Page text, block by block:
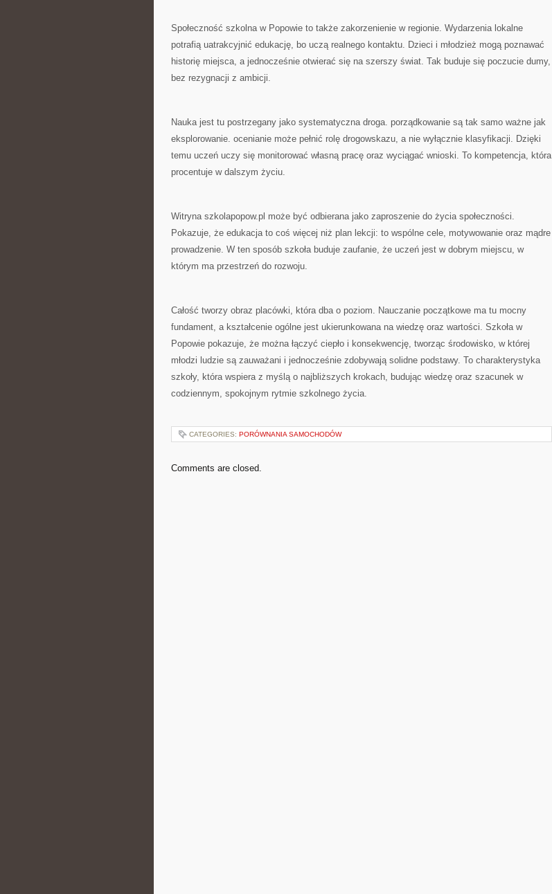
Społeczność szkolna w Popowie to także zakorzenienie w regionie. Wydarzenia lokalne
potrafią uatrakcyjnić edukację, bo uczą realnego kontaktu. Dzieci i młodzież mogą poznawać
historię miejsca, a jednocześnie otwierać się na szerszy świat. Tak buduje się poczucie dumy,
bez rezygnacji z ambicji.
Nauka jest tu postrzegany jako systematyczna droga. porządkowanie są tak samo ważne jak
eksplorowanie. ocenianie może pełnić rolę drogowskazu, a nie wyłącznie klasyfikacji. Dzięki
temu uczeń uczy się monitorować własną pracę oraz wyciągać wnioski. To kompetencja, która
procentuje w dalszym życiu.
Witryna szkolapopow.pl może być odbierana jako zaproszenie do życia społeczności.
Pokazuje, że edukacja to coś więcej niż plan lekcji: to wspólne cele, motywowanie oraz mądre
prowadzenie. W ten sposób szkoła buduje zaufanie, że uczeń jest w dobrym miejscu, w
którym ma przestrzeń do rozwoju.
Całość tworzy obraz placówki, która dba o poziom. Nauczanie początkowe ma tu mocny
fundament, a kształcenie ogólne jest ukierunkowana na wiedzę oraz wartości. Szkoła w
Popowie pokazuje, że można łączyć ciepło i konsekwencję, tworząc środowisko, w której
młodzi ludzie są zauważani i jednocześnie zdobywają solidne podstawy. To charakterystyka
szkoły, która wspiera z myślą o najbliższych krokach, budując wiedzę oraz szacunek w
codziennym, spokojnym rytmie szkolnego życia.
CATEGORIES: PORÓWNANIA SAMOCHODÓW
Comments are closed.